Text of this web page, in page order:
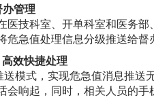
管理
医技科室、开单科室和医务
危急值处理信息分级推送给
效快捷处理
模式，实现危急值消息推
会响起，同时，相关人员的